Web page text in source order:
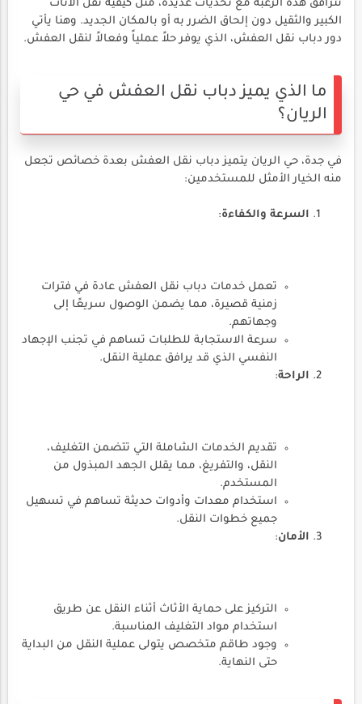
تترافق هذه الرغبة مع تحديات عديدة، مثل كيفية نقل الأثاث
الكبير والثقيل دون إلحاق الضرر به أو بالمكان الجديد. وهنا يأتي
دور دباب نقل العفش، الذي يوفر حلاً عملياً وفعالاً لنقل العفش.
ما الذي يميز دباب نقل العفش في حي
الريان؟
في جدة، حي الريان يتميز دباب نقل العفش بعدة خصائص تجعل
منه الخيار الأمثل للمستخدمين:
السرعة والكفاءة:
تعمل خدمات دباب نقل العفش عادة في فترات
زمنية قصيرة، مما يضمن الوصول سريعًا إلى
وجهاتهم.
سرعة الاستجابة للطلبات تساهم في تجنب الإجهاد
النفسي الذي قد يرافق عملية النقل.
الراحة:
تقديم الخدمات الشاملة التي تتضمن التغليف،
النقل، والتفريغ، مما يقلل الجهد المبذول من
المستخدم.
استخدام معدات وأدوات حديثة تساهم في تسهيل
جميع خطوات النقل.
الأمان:
التركيز على حماية الأثاث أثناء النقل عن طريق
استخدام مواد التغليف المناسبة.
وجود طاقم متخصص يتولى عملية النقل من البداية
حتى النهاية.